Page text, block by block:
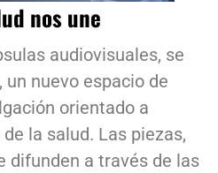
nos une
audiovisuales, se
un nuevo espacio de
orientado a
la salud. Las piezas,
difunden a través de las